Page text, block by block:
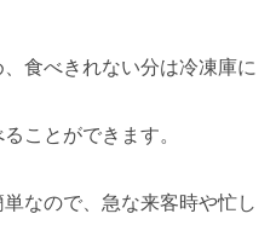
食べきれない分は冷凍庫に
ことができます。
なので、急な来客時や忙し